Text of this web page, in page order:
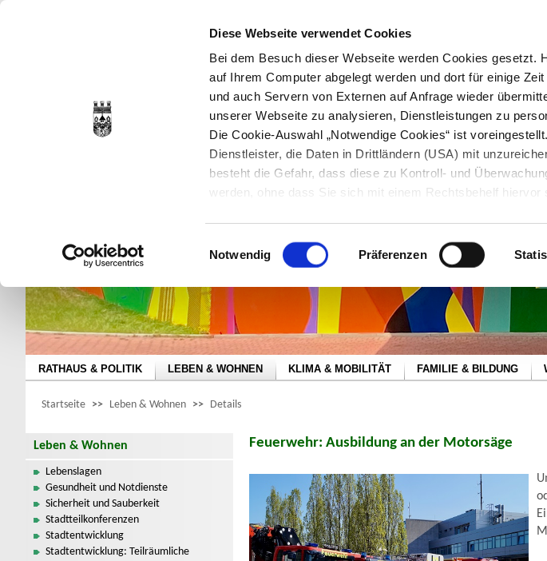
Diese Webseite verwendet Cookies
Bei dem Besuch dieser Webseite werden Cookies gesetzt.
auf Ihrem Computer abgelegt werden und dort für einige
und auch Servern von Externen auf Anfrage wieder
unserer Webseite zu analysieren, Dienstleistungen zu
Die Cookie-Auswahl „Notwendige Cookies“ ist
Dienstleister, die Daten in Drittländern (USA) mit
besteht die Gefahr, dass diese zu Kontroll- und
werden, ohne dass Sie sich mit einem Rechtsbehelf hiervor
Datenschutzerklärung
entnehmen. Die von Ihnen
jederzeit mit Wirkung für die Zukunft angepasst oder
Einwilligungsauswahl
Notwendig Präferenzen
STARTSEITE
RATHAUS & POLITIK LEBEN & WOHNEN KLIMA & MOBILITÄT FAMILIE & BILDUNG
Startseite >> Leben & Wohnen >> Details
Leben & Wohnen
Lebenslagen
Gesundheit und Notdienste
Sicherheit und Sauberkeit
Stadtteilkonferenzen
Stadtentwicklung
Stadtentwicklung: Teilräumliche
Feuerwehr: Ausbildung an der Motorsäge